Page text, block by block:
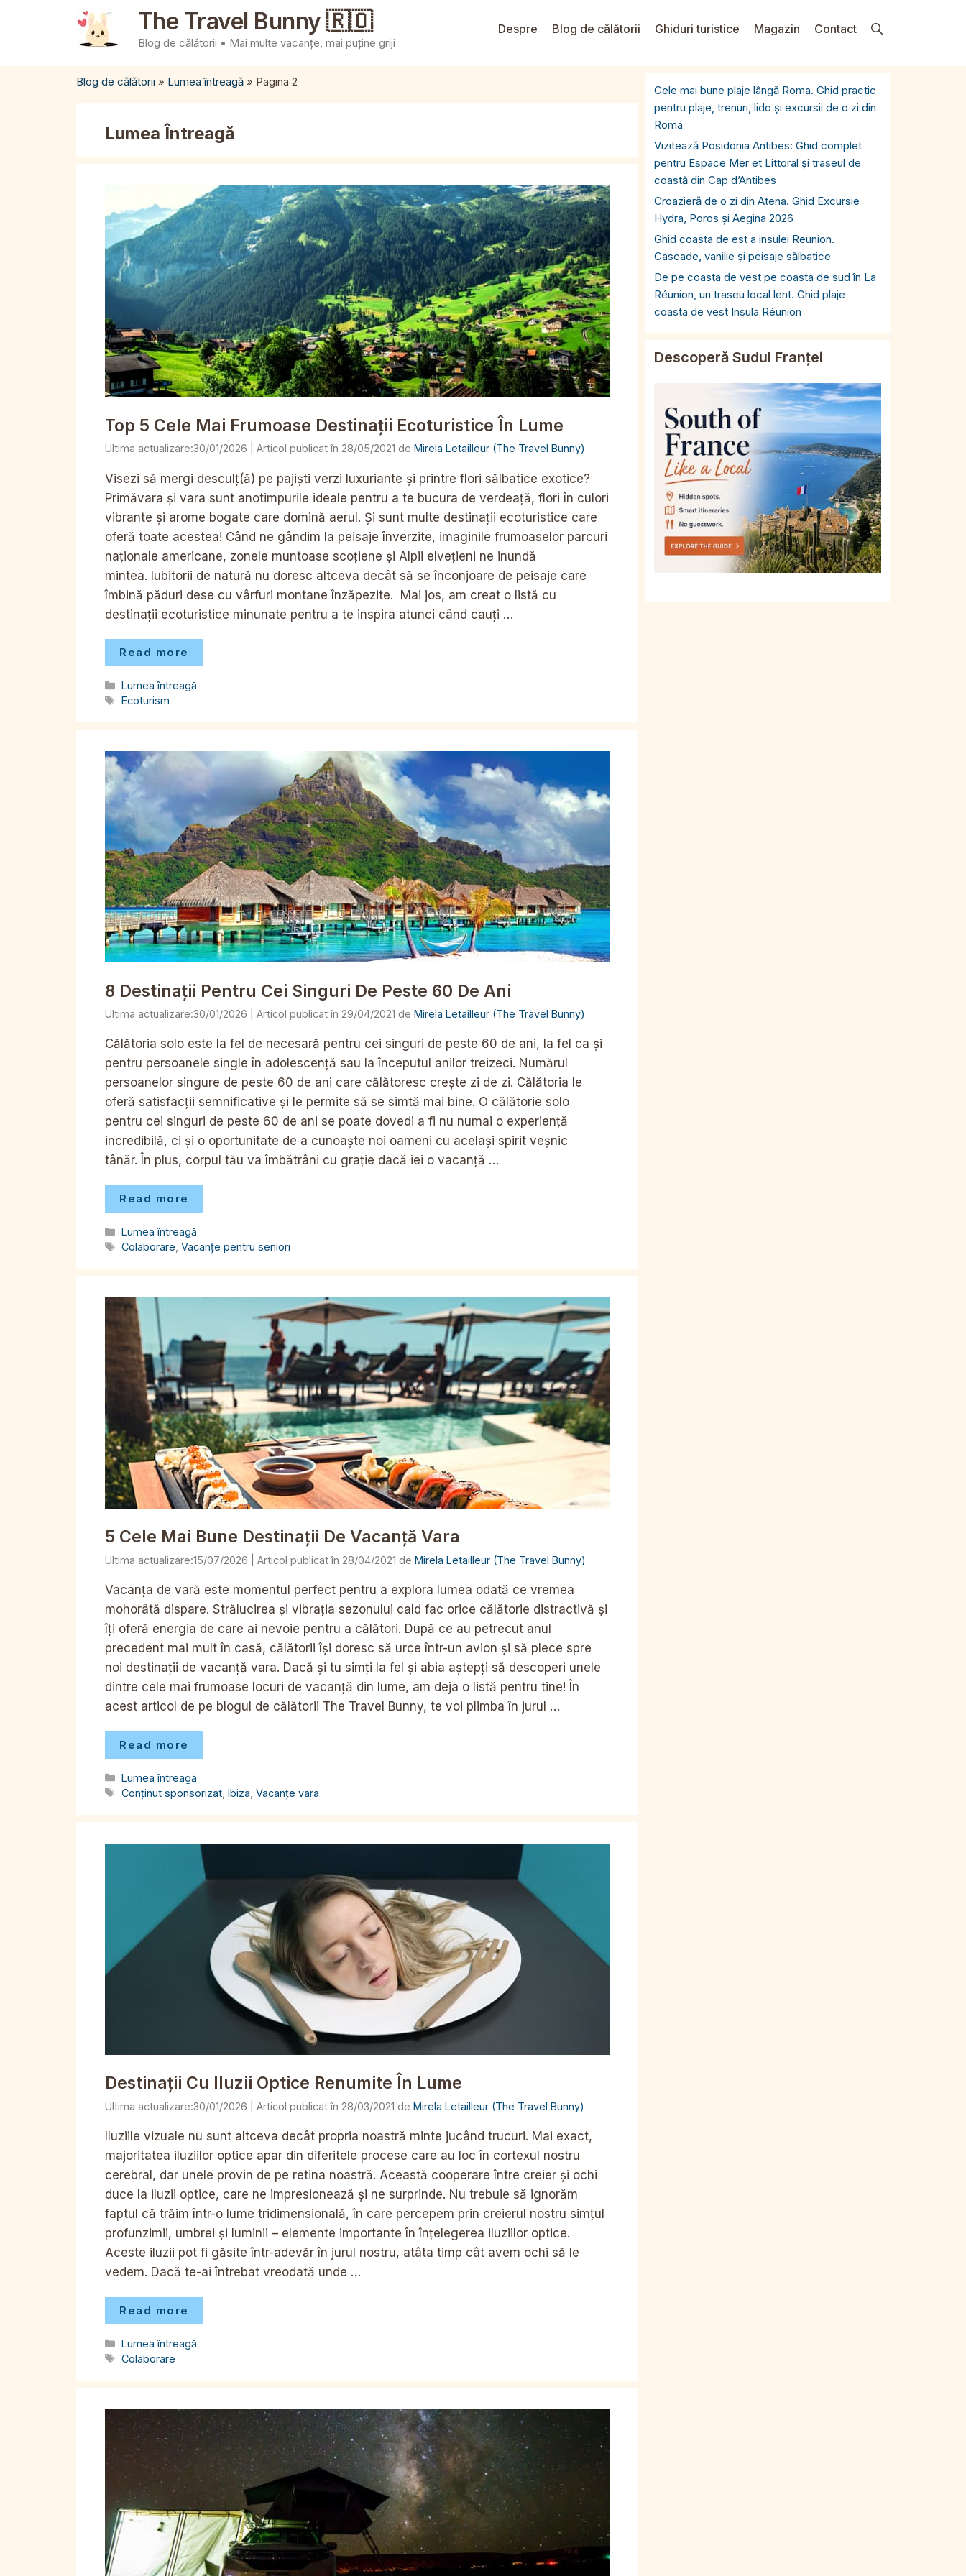
The Travel Bunny 🇷🇴
Blog de călătorii • Mai multe vacanțe, mai puține griji
Despre Blog de călătorii Ghiduri turistice Magazin Contact
Blog de călătorii » Lumea întreagă » Pagina 2
Lumea Întreagă
Top 5 Cele Mai Frumoase Destinații Ecoturistice În Lume
30/01/2026 28/05/2021 de Mirela Letailleur (The Travel Bunny)
Visezi să mergi desculț(ă) pe pajiști verzi luxuriante și printre flori sălbatice exotice?
Primăvara și vara sunt anotimpurile ideale pentru a te bucura de verdeață, flori în culori
vibrante și arome bogate care domină aerul. Și sunt multe destinații ecoturistice care
oferă toate acestea! Când ne gândim la peisaje înverzite, imaginile frumoaselor parcuri
naționale americane, zonele muntoase scoțiene și Alpii elvețieni ne inundă
mintea. Iubitorii de natură nu doresc altceva decât să se înconjoare de peisaje care
îmbină păduri dese cu vârfuri montane înzăpezite. Mai jos, am creat o listă cu
destinații ecoturistice minunate pentru a te inspira atunci când cauți …
Read more
Categorii
Lumea întreagă
Etichete
Ecoturism
8 Destinații Pentru Cei Singuri De Peste 60 De Ani
30/01/2026 29/04/2021 de Mirela Letailleur (The Travel Bunny)
Călătoria solo este la fel de necesară pentru cei singuri de peste 60 de ani, la fel ca și
pentru persoanele single în adolescență sau la începutul anilor treizeci. Numărul
persoanelor singure de peste 60 de ani care călătoresc crește zi de zi. Călătoria le
oferă satisfacții semnificative și le permite să se simtă mai bine. O călătorie solo
pentru cei singuri de peste 60 de ani se poate dovedi a fi nu numai o experiență
incredibilă, ci și o oportunitate de a cunoaște noi oameni cu același spirit veșnic
tânăr. În plus, corpul tău va îmbătrâni cu grație dacă iei o vacanță …
Read more
Categorii
Lumea întreagă
Etichete
Colaborare ,Vacanțe pentru seniori
5 Cele Mai Bune Destinații De Vacanță Vara
15/07/2026 28/04/2021 de Mirela Letailleur (The Travel Bunny)
Vacanța de vară este momentul perfect pentru a explora lumea odată ce vremea
mohorâtă dispare. Strălucirea și vibrația sezonului cald fac orice călătorie distractivă și
îți oferă energia de care ai nevoie pentru a călători. După ce au petrecut anul
precedent mai mult în casă, călătorii își doresc să urce într-un avion și să plece spre
noi destinații de vacanță vara. Dacă și tu simți la fel și abia aștepți să descoperi unele
dintre cele mai frumoase locuri de vacanță din lume, am deja o listă pentru tine! În
acest articol de pe blogul de călătorii The Travel Bunny, te voi plimba în jurul …
Read more
Categorii
Lumea întreagă
Etichete
Conținut sponsorizat ,Ibiza ,Vacanțe vara
Destinații Cu Iluzii Optice Renumite În Lume
30/01/2026 28/03/2021 de Mirela Letailleur (The Travel Bunny)
Iluziile vizuale nu sunt altceva decât propria noastră minte jucând trucuri. Mai exact,
majoritatea iluziilor optice apar din diferitele procese care au loc în cortexul nostru
cerebral, dar unele provin de pe retina noastră. Această cooperare între creier și ochi
duce la iluzii optice, care ne impresionează și ne surprinde. Nu trebuie să ignorăm
faptul că trăim într-o lume tridimensională, în care percepem prin creierul nostru simțul
profunzimii, umbrei și luminii – elemente importante în înțelegerea iluziilor optice.
Aceste iluzii pot fi găsite într-adevăr în jurul nostru, atâta timp cât avem ochi să le
vedem. Dacă te-ai întrebat vreodată unde …
Read more
Categorii
Lumea întreagă
Etichete
Colaborare
Cele mai bune plaje lângă Roma. Ghid practic
pentru plaje, trenuri, lido și excursii de o zi din
Roma
Vizitează Posidonia Antibes: Ghid complet
pentru Espace Mer et Littoral și traseul de
coastă din Cap d’Antibes
Croazieră de o zi din Atena. Ghid Excursie
Hydra, Poros și Aegina 2026
Ghid coasta de est a insulei Reunion.
Cascade, vanilie și peisaje sălbatice
De pe coasta de vest pe coasta de sud în La
Réunion, un traseu local lent. Ghid plaje
coasta de vest Insula Réunion
Descoperă Sudul Franței